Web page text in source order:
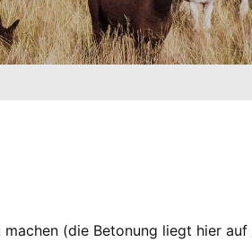
(die Betonung liegt hier auf